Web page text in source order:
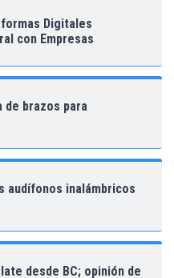
Digitales
con Empresas
de brazos para
audífonos inalámbricos
desde BC; opinión de